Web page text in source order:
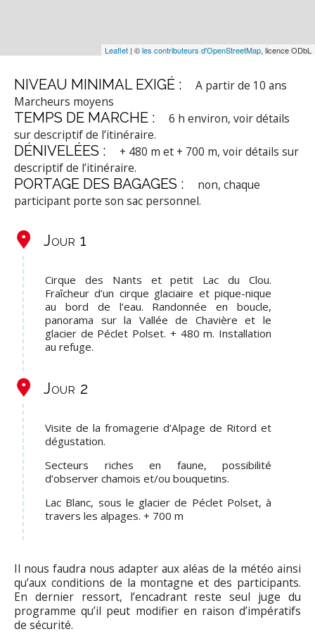
Leaflet | ©les contributeurs d'OpenStreetMap, licence ODbL
NIVEAU MINIMAL EXIGÉ :
A partir de 10 ans
Marcheurs moyens
TEMPS DE MARCHE :
6 h environ, voir détails
sur descriptif de l’itinéraire.
DÉNIVELÉES :
+ 480 m et + 700 m, voir détails sur
descriptif de l’itinéraire.
PORTAGE DES BAGAGES :
non, chaque
participant porte son sac personnel.
Jour 1
Cirque des Nants et petit Lac du Clou.
Fraîcheur d’un cirque glaciaire et pique-nique
au bord de l’eau. Randonnée en boucle,
panorama sur la Vallée de Chavière et le
glacier de Péclet Polset. + 480 m. Installation
au refuge.
Jour 2
Visite de la fromagerie d’Alpage de Ritord et
dégustation.
Secteurs riches en faune, possibilité
d’observer chamois et/ou bouquetins.
Lac Blanc, sous le glacier de Péclet Polset, à
travers les alpages. + 700 m
Il nous faudra nous adapter aux aléas de la météo ainsi
qu’aux conditions de la montagne et des participants.
En dernier ressort, l’encadrant reste seul juge du
programme qu’il peut modifier en raison d’impératifs
de sécurité.